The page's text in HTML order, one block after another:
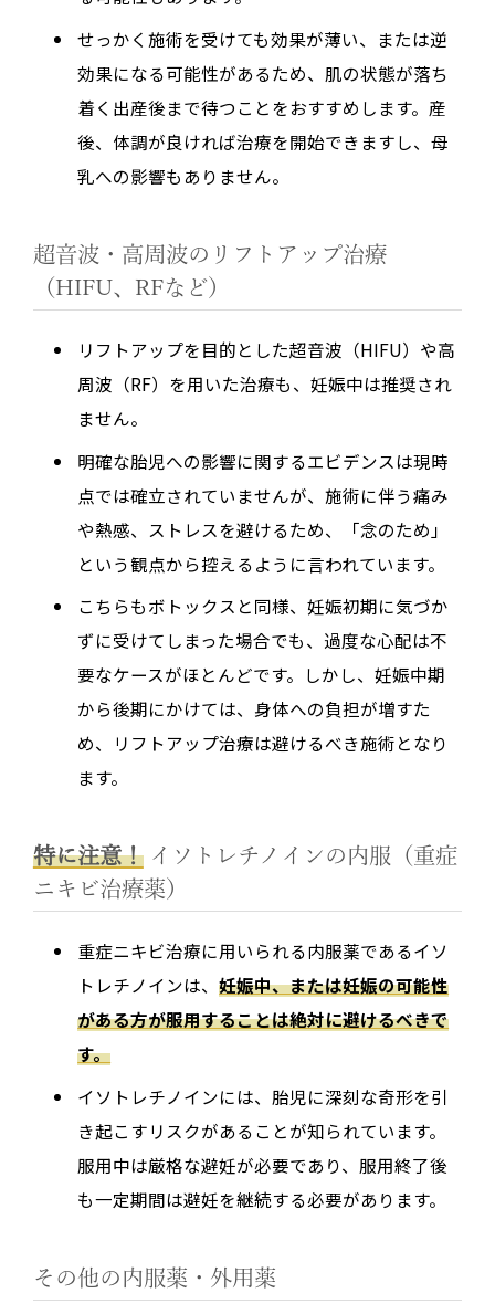
せっかく施術を受けても効果が薄い、または逆
効果になる可能性があるため、肌の状態が落ち
着く出産後まで待つことをおすすめします。産
後、体調が良ければ治療を開始できますし、母
乳への影響もありません。
超音波・高周波のリフトアップ治療
（HIFU、RFなど）
リフトアップを目的とした超音波（HIFU）や高
周波（RF）を用いた治療も、妊娠中は推奨され
ません。
明確な胎児への影響に関するエビデンスは現時
点では確立されていませんが、施術に伴う痛み
や熱感、ストレスを避けるため、「念のため」
という観点から控えるように言われています。
こちらもボトックスと同様、妊娠初期に気づか
ずに受けてしまった場合でも、過度な心配は不
要なケースがほとんどです。しかし、妊娠中期
から後期にかけては、身体への負担が増すた
め、リフトアップ治療は避けるべき施術となり
ます。
特に注意！イソトレチノインの内服（重症
ニキビ治療薬）
重症ニキビ治療に用いられる内服薬であるイソ
トレチノインは、妊娠中、または妊娠の可能性
がある方が服用することは絶対に避けるべきで
す。
イソトレチノインには、胎児に深刻な奇形を引
き起こすリスクがあることが知られています。
服用中は厳格な避妊が必要であり、服用終了後
も一定期間は避妊を継続する必要があります。
その他の内服薬・外用薬